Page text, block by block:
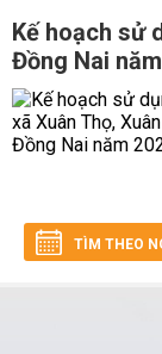
Kế hoạch sử
Đồng Nai
TÌM THEO